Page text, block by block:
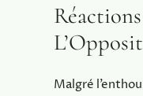
Malgré